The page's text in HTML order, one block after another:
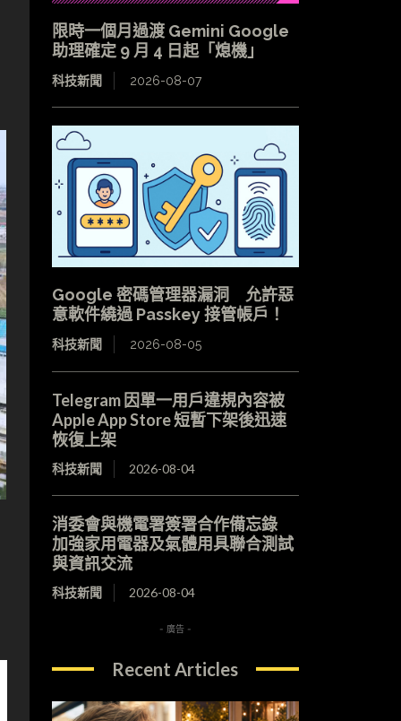
限時一個月過渡 Gemini Google
助理確定 9 月 4 日起「熄機」
科技新聞 2026-08-07
Google 密碼管理器漏洞 允許惡
意軟件繞過 Passkey 接管帳戶！
科技新聞 2026-08-05
Telegram 因單一用戶違規內容被
Apple App Store 短暫下架後迅速
恢復上架
科技新聞 2026-08-04
消委會與機電署簽署合作備忘錄
加強家用電器及氣體用具聯合測試
與資訊交流
科技新聞 2026-08-04
- 廣告 -
Recent Articles